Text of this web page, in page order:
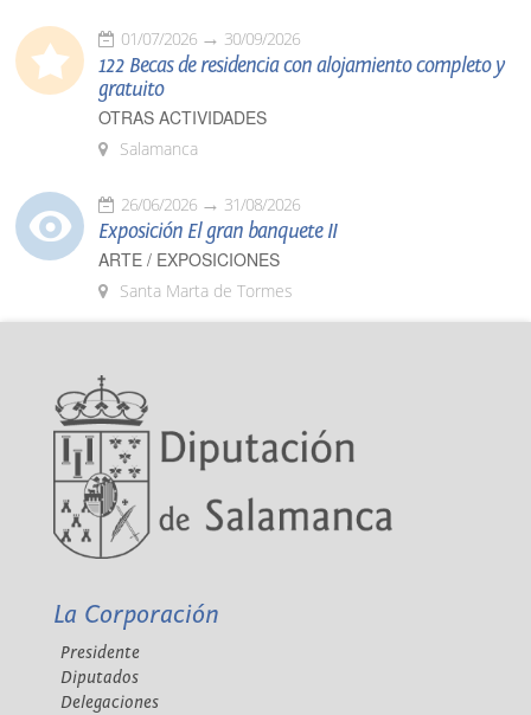
01/07/2026 30/09/2026
122 Becas de residencia con alojamiento completo y
gratuito
OTRAS ACTIVIDADES
Salamanca
26/06/2026 31/08/2026
Exposición El gran banquete II
ARTE / EXPOSICIONES
Santa Marta de Tormes
La Corporación
Presidente
Diputados
Delegaciones